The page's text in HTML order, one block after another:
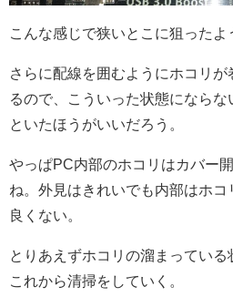
こんな感じで狭いとこに狙ったよ
さらに配線を囲むようにホコリ
るので、こういった状態にならな
といたほうがいいだろう。
やっぱPC内部のホコリはカバー
ね。外見はきれいでも内部はホ
良くない。
とりあえずホコリの溜まっている
これから清掃をしていく。